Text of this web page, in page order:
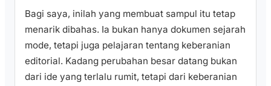
Bagi saya, inilah yang membuat sampul itu tetap
menarik dibahas. Ia bukan hanya dokumen sejarah
mode, tetapi juga pelajaran tentang keberanian
editorial. Kadang perubahan besar datang bukan
dari ide yang terlalu rumit, tetapi dari keberanian